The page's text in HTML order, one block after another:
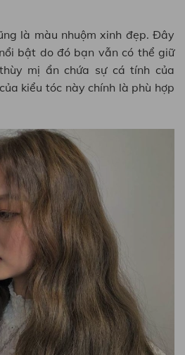
là màu nhuộm xinh đẹp. Đây
bật do đó bạn vẫn có thể giữ
mị ẩn chứa sự cá tính của
kiểu tóc này chính là phù hợp